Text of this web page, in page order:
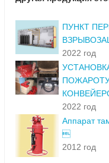
ПУНКТ
2022 год
2022 год
Аппарат

2012 год